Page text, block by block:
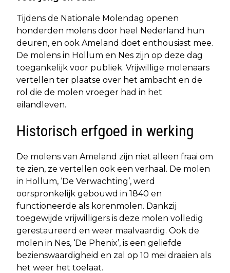
Tijdens de Nationale Molendag openen
honderden molens door heel Nederland hun
deuren, en ook Ameland doet enthousiast mee.
De molens in Hollum en Nes zijn op deze dag
toegankelijk voor publiek. Vrijwillige molenaars
vertellen ter plaatse over het ambacht en de
rol die de molen vroeger had in het
eilandleven.
Historisch erfgoed in werking
De molens van Ameland zijn niet alleen fraai om
te zien, ze vertellen ook een verhaal. De molen
in Hollum, ‘De Verwachting’, werd
oorspronkelijk gebouwd in 1840 en
functioneerde als korenmolen. Dankzij
toegewijde vrijwilligers is deze molen volledig
gerestaureerd en weer maalvaardig. Ook de
molen in Nes, ‘De Phenix’, is een geliefde
bezienswaardigheid en zal op 10 mei draaien als
het weer het toelaat.